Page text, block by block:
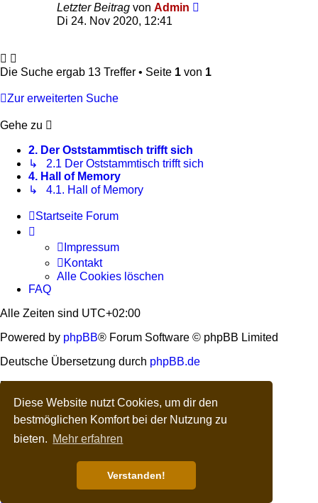
Diese Website nutzt Cookies, um dir den
bestmöglichen Komfort bei der Nutzung zu
bieten. Mehr erfahren
Verstanden!
Letzter Beitrag von Admin
Di 24. Nov 2020, 12:41
Die Suche ergab 13 Treffer • Seite 1 von 1
Zur erweiterten Suche
Gehe zu
2. Der Oststammtisch trifft sich
↳ 2.1 Der Oststammtisch trifft sich
4. Hall of Memory
↳ 4.1. Hall of Memory
Startseite Forum
Impressum
Kontakt
Alle Cookies löschen
FAQ
Alle Zeiten sind UTC+02:00
Powered by phpBB® Forum Software © phpBB Limited
Deutsche Übersetzung durch phpBB.de
Dark Vision ©
Datenschutz|Nutzungsbedingungen